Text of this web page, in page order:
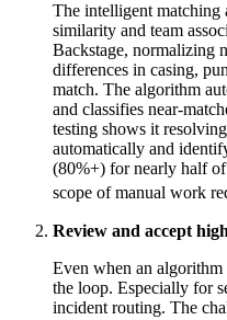
The intelligent matching
similarity and team
Backstage, normalizing
differences in casing,
match. The algorithm
and classifies near-
testing shows it
automatically and
(80%+) for nearly half
scope of manual work
Review and accept
Even when an
the loop. Especially for
incident routing. The